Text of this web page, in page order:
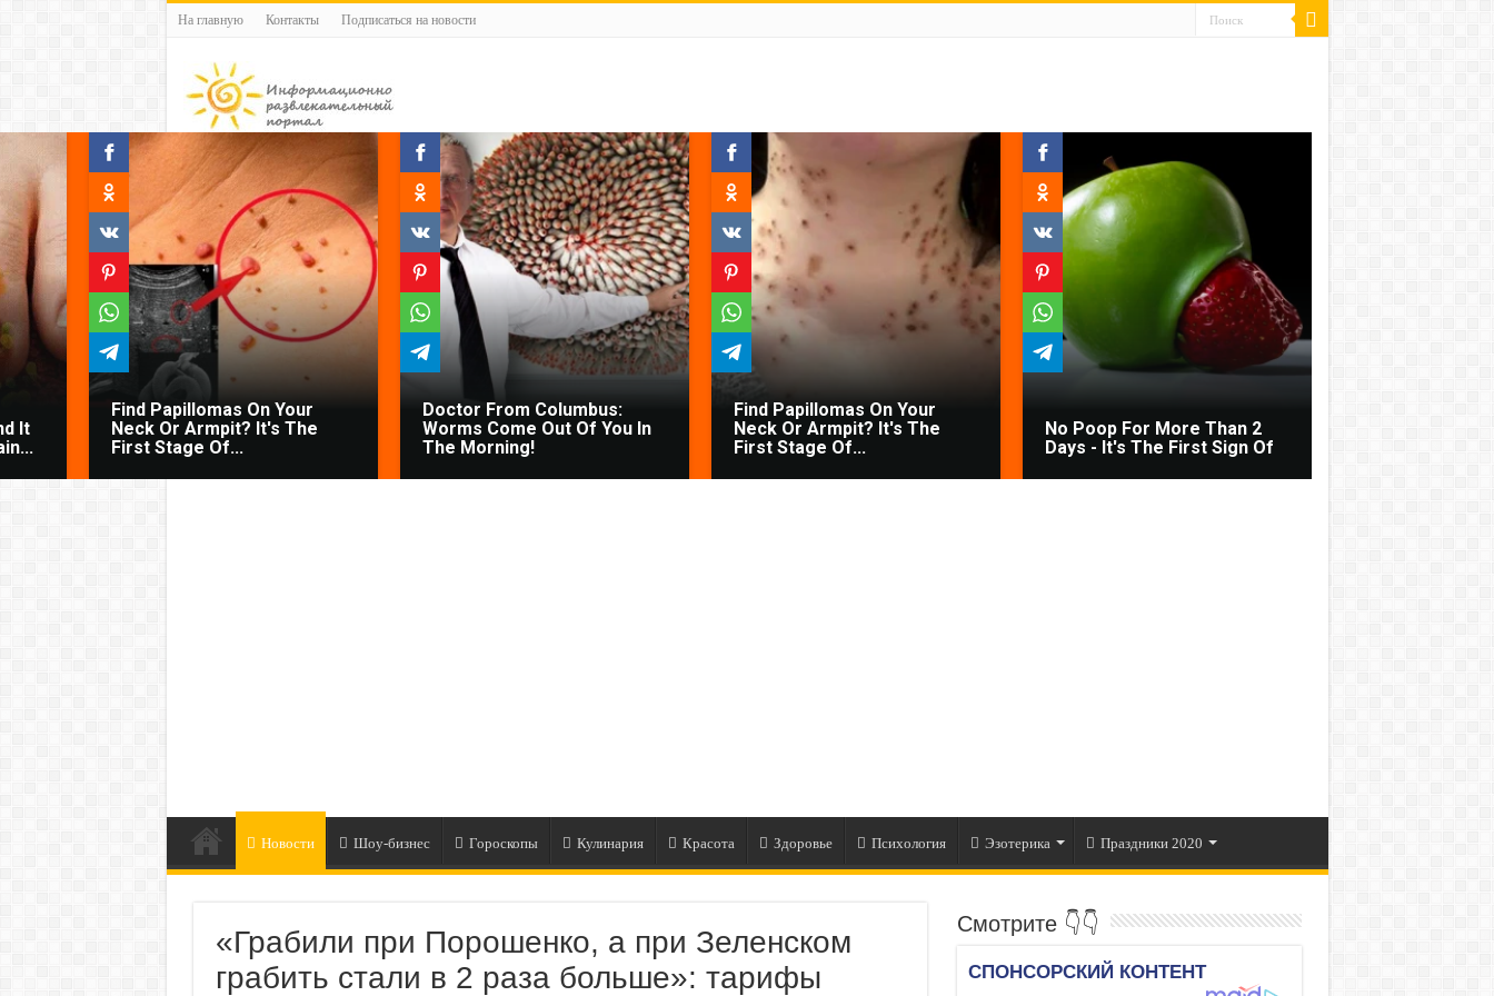
На главную Контакты Подписаться на новости
It
Find Papillomas On Your
Neck Or Armpit? It's The
First Stage Of...
Doctor From Columbus:
Worms Come Out Of You In
The Morning!
Find Papillomas On Your
Neck Or Armpit? It's The
First Stage Of...
No Poop For More Than 2
Days - It's The First Sign Of
Новости Шоу-бизнес Гороскопы Кулинария Красота Здоровье Психология Эзотерика Праздники 2020
«Грабили при Порошенко, а при Зеленском
грабить стали в 2 раза больше»: тарифы
Смотрите 👇👇